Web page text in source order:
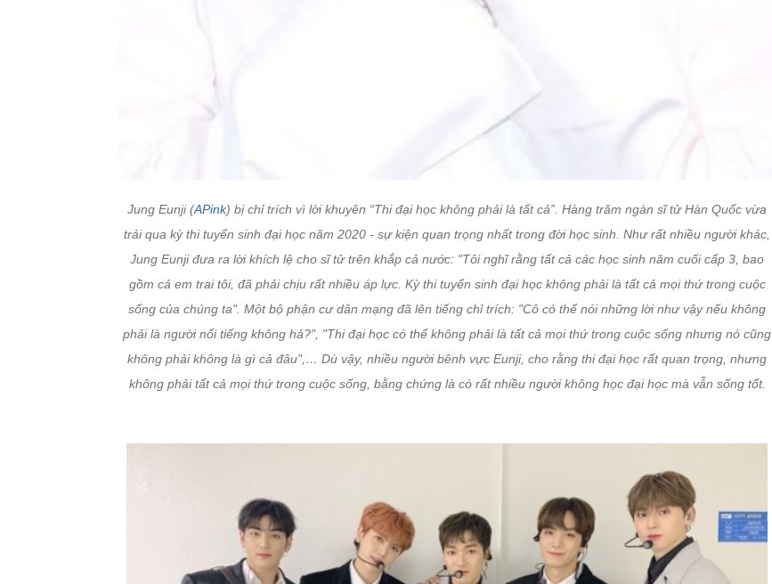
Jung Eunji (APink) bị chỉ trích vì lời khuyên “Thi đại học không phải là tất cả”. Hàng trăm ngàn sĩ tử Hàn Quốc vừa
trải qua kỳ thi tuyển sinh đại học năm 2020 - sự kiện quan trọng nhất trong đời học sinh. Như rất nhiều người khác,
Jung Eunji đưa ra lời khích lệ cho sĩ tử trên khắp cả nước: "Tôi nghĩ rằng tất cả các học sinh năm cuối cấp 3, bao
gồm cả em trai tôi, đã phải chịu rất nhiều áp lực. Kỳ thi tuyển sinh đại học không phải là tất cả mọi thứ trong cuộc
sống của chúng ta". Một bộ phận cư dân mạng đã lên tiếng chỉ trích: "Cô có thể nói những lời như vậy nếu không
phải là người nổi tiếng không hả?", "Thi đại học có thể không phải là tất cả mọi thứ trong cuộc sống nhưng nó cũng
không phải không là gì cả đâu",… Dù vậy, nhiều người bênh vực Eunji, cho rằng thi đại học rất quan trọng, nhưng
không phải tất cả mọi thứ trong cuộc sống, bằng chứng là có rất nhiều người không học đại học mà vẫn sống tốt.